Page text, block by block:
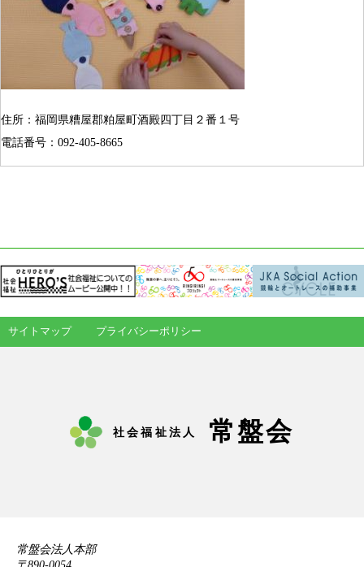
住所：福岡県糟屋郡粕屋町酒殿四丁目２番１号
電話番号：092-405-8665
サイトマップ プライバシーポリシー
社会福祉法人 常盤会
常盤会法人本部